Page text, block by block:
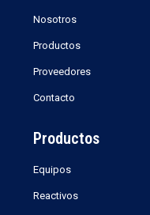
Nosotros
Productos
Proveedores
Contacto
Productos
Equipos
Reactivos